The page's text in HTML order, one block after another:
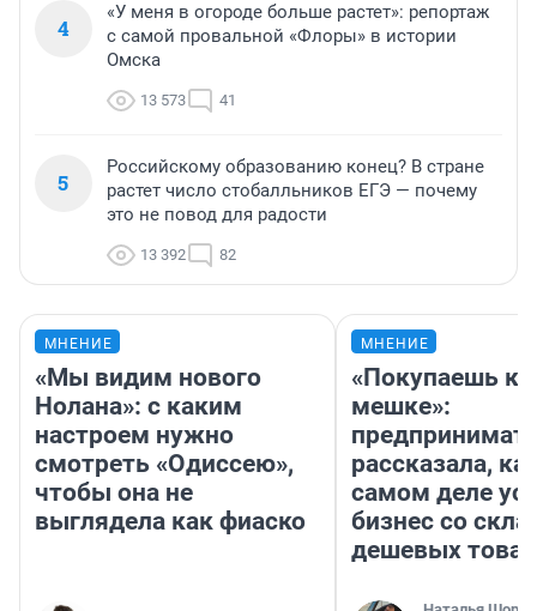
4
«У меня в огороде больше растет»: репортаж
с самой провальной «Флоры» в истории
Омска
13 573 41
5
Российскому образованию конец? В стране
растет число стобалльников ЕГЭ — почему
это не повод для радости
13 392 82
МНЕНИЕ
«Мы видим нового
Нолана»: с каким
настроем нужно
смотреть «Одиссею»,
чтобы она не
выглядела как фиаско
МНЕНИЕ
«Покупаешь
мешке»:
рассказала,
самом деле
бизнес со
дешевых